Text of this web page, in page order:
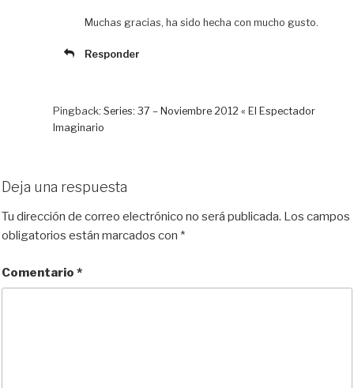
Muchas gracias, ha sido hecha con mucho gusto.
Responder
Pingback: Series: 37 – Noviembre 2012 « El Espectador
Imaginario
Deja una respuesta
Tu dirección de correo electrónico no será publicada. Los campos
obligatorios están marcados con *
Comentario *